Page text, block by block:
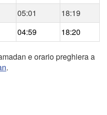
05:01
18:19
04:59 18:20
e orario preghiera a
.